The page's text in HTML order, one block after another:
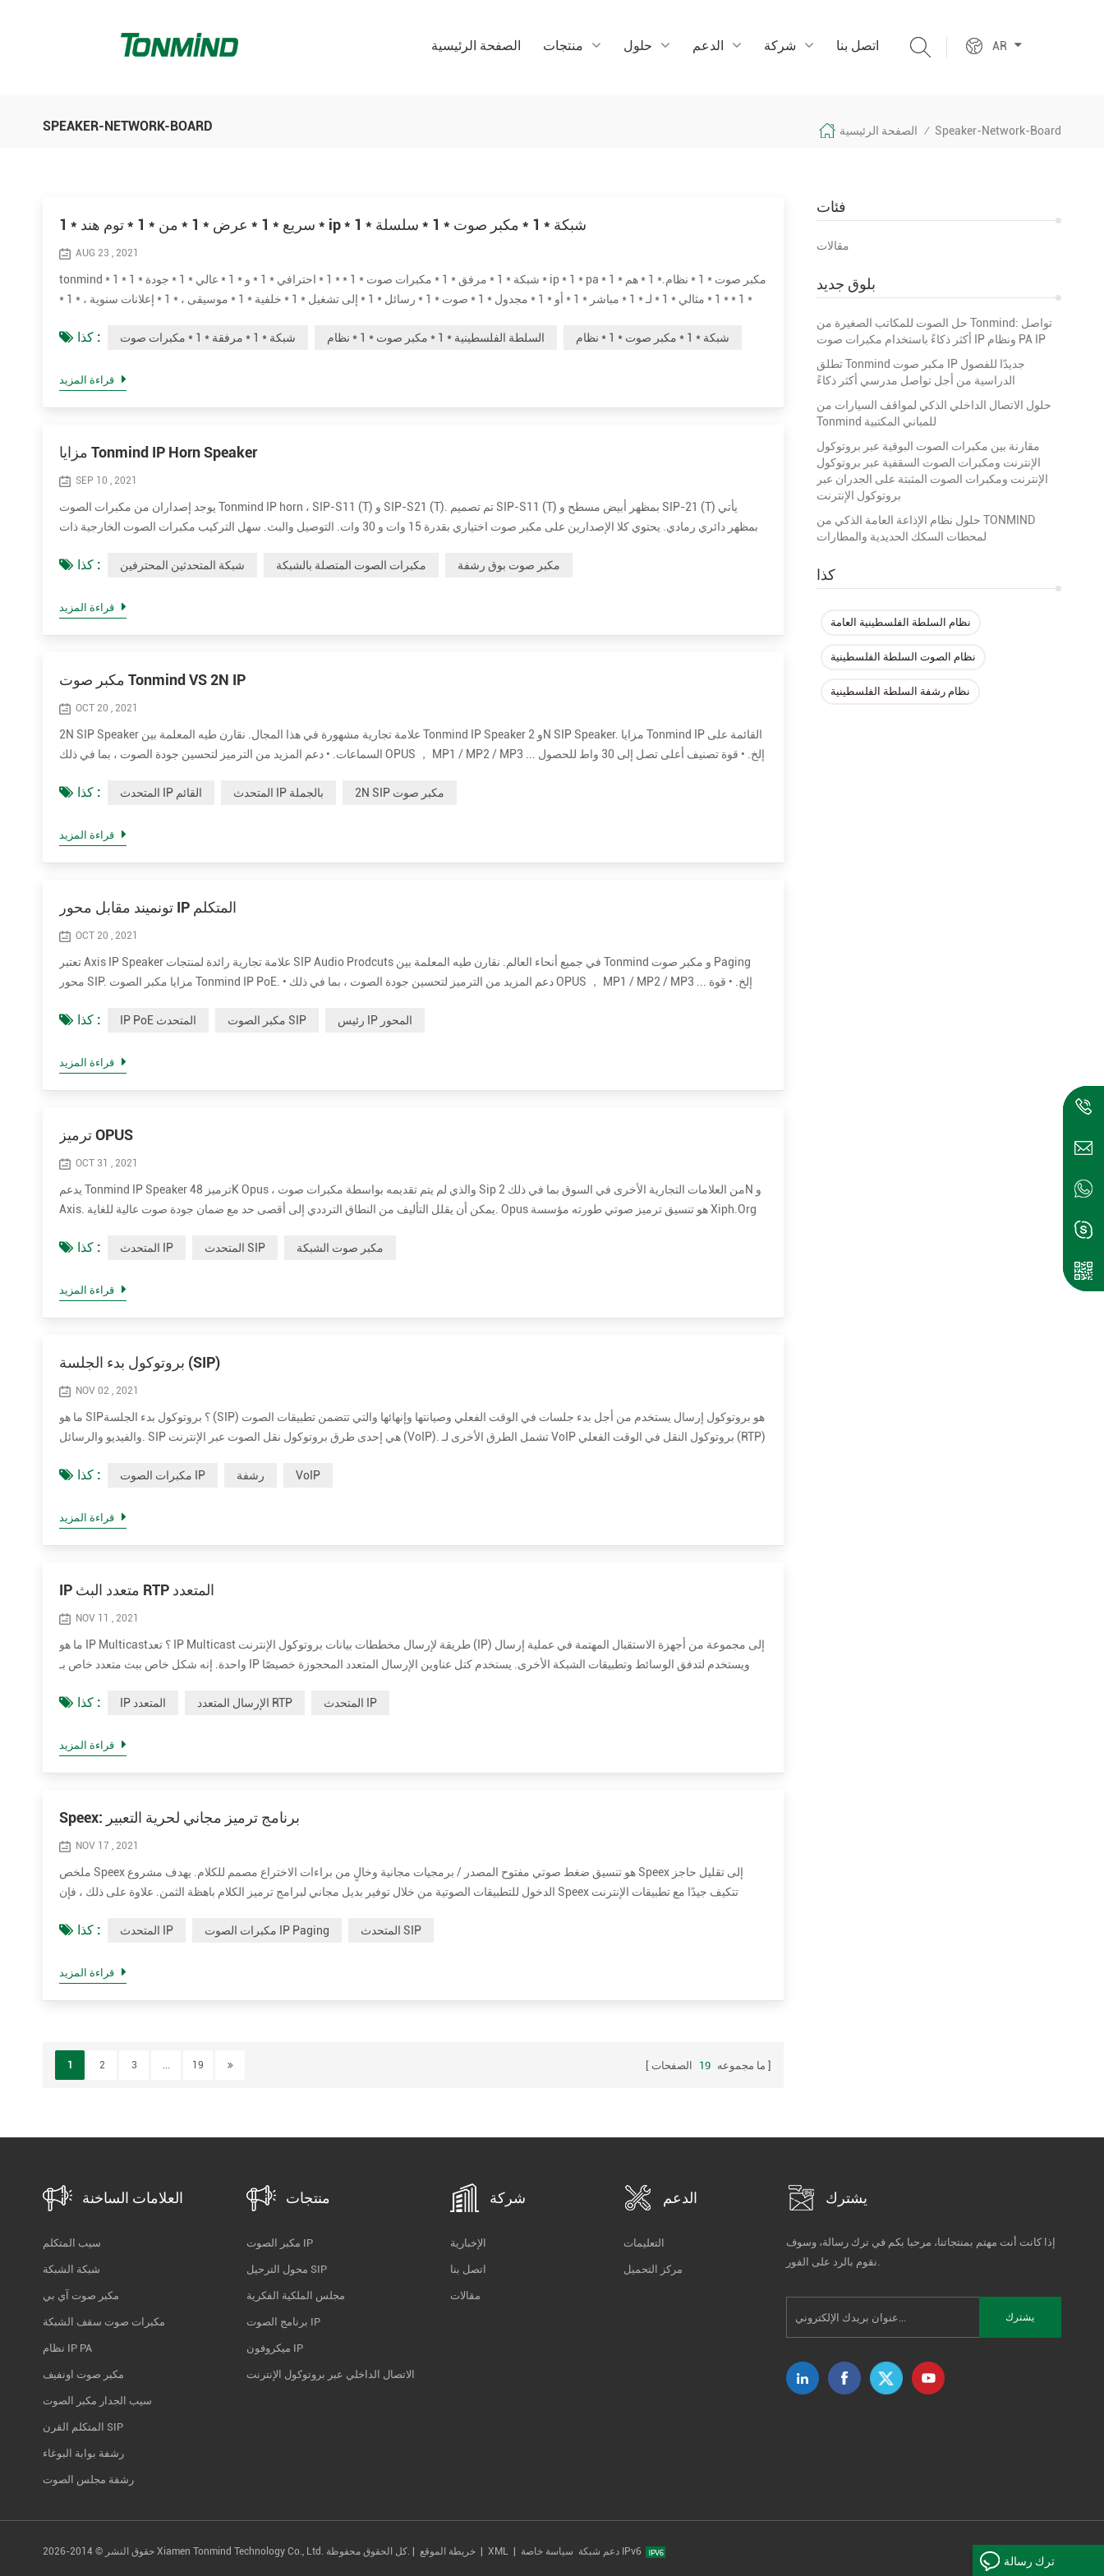
AR الصفحة الرئيسية منتجات حلول الدعم شركة اتصل بنا
SPEAKER-NETWORK-BOARD الصفحة الرئيسية / Speaker-Network-Board
فئات
مقالات
بلوق جديد
حل الصوت للمكاتب الصغيرة من Tonmind: تواصل
أكثر ذكاءً باستخدام مكبرات صوت IP ونظام PA IP
تطلق Tonmind مكبر صوت IP جديدًا للفصول
الدراسية من أجل تواصل مدرسي أكثر ذكاءً
حلول الاتصال الداخلي الذكي لمواقف السيارات من
Tonmind للمباني المكتبية
مقارنة بين مكبرات الصوت البوقية عبر بروتوكول
الإنترنت ومكبرات الصوت السقفية عبر بروتوكول
الإنترنت ومكبرات الصوت المثبتة على الجدران عبر
بروتوكول الإنترنت
حلول نظام الإذاعة العامة الذكي من TONMIND
لمحطات السكك الحديدية والمطارات
كذا
نظام السلطة الفلسطينية العامة
نظام الصوت السلطة الفلسطينية
نظام رشفة السلطة الفلسطينية
سريع * 1 * عرض * 1 * من * 1 * توم هند * 1 * ip * 1 * شبكة * 1 * مكبر صوت * 1 * سلسلة
AUG 23 , 2021
tonmind * 1 * شبكة * 1 * مرفق * 1 * مكبرات صوت * 1 * * 1 * احترافي * 1 * و * 1 * عالي * 1 * جودة * 1 * ip * 1 * pa * 1 * مكبر صوت * 1 * نظام.* 1 * هم
* 1 * * 1 * مثالي * 1 * لـ * 1 * مباشر * 1 * أو * 1 * مجدول * 1 * صوت * 1 * رسائل * 1 * إلى تشغيل * 1 * خلفية * 1 * موسيقى ، * 1 * إعلانات سنوية ، * 1 *
كذا : شبكة * 1 * مرفقة * 1 * مكبرات صوت السلطة الفلسطينية * 1 * مكبر صوت * 1 * نظام شبكة * 1 * مكبر صوت * 1 * نظام
قراءة المزيد
مزايا Tonmind IP Horn Speaker
SEP 10 , 2021
يوجد إصداران من مكبرات الصوت Tonmind IP horn ، SIP-S11 (T) و SIP-S21 (T). تم تصميم SIP-S11 (T) بمظهر أبيض مسطح و SIP-21 (T) يأتي
بمظهر دائري رمادي. يحتوي كلا الإصدارين على مكبر صوت اختياري بقدرة 15 وات و 30 وات. التوصيل والبث. سهل التركيب مكبرات الصوت الخارجية ذات
كذا : شبكة المتحدثين المحترفين مكبرات الصوت المتصلة بالشبكة مكبر صوت بوق رشفة
قراءة المزيد
مكبر صوت Tonmind VS 2N IP
OCT 20 , 2021
2N SIP Speaker علامة تجارية مشهورة في هذا المجال. نقارن طيه المعلمة بين Tonmind IP Speaker و 2N SIP Speaker. مزايا Tonmind IP القائمة على
السماعات. • دعم المزيد من الترميز لتحسين جودة الصوت ، بما في ذلك OPUS ， MP1 / MP2 / MP3 ... إلخ. • قوة تصنيف أعلى تصل إلى 30 واط للحصول
كذا : المتحدث IP القائم المتحدث IP بالجملة 2N SIP مكبر صوت
قراءة المزيد
تونميند مقابل محور IP المتكلم
OCT 20 , 2021
تعتبر Axis IP Speaker علامة تجارية رائدة لمنتجات SIP Audio Prodcuts في جميع أنحاء العالم. نقارن طيه المعلمة بين Tonmind و مكبر صوت Paging
محور SIP. مزايا مكبر الصوت Tonmind IP PoE. • دعم المزيد من الترميز لتحسين جودة الصوت ، بما في ذلك OPUS ， MP1 / MP2 / MP3 ... إلخ. • قوة
كذا : IP PoE المتحدث مكبر الصوت SIP رئيس IP المحور
قراءة المزيد
ترميز OPUS
OCT 31 , 2021
يدعم Tonmind IP Speaker ترميز 48K Opus ، والذي لم يتم تقديمه بواسطة مكبرات صوت Sip من العلامات التجارية الأخرى في السوق بما في ذلك 2N و
Axis. يمكن أن يقلل التأليف من النطاق الترددي إلى أقصى حد مع ضمان جودة صوت عالية للغاية. Opus هو تنسيق ترميز صوتي طورته مؤسسة Xiph.Org
كذا : المتحدث IP المتحدث SIP مكبر صوت الشبكة
قراءة المزيد
بروتوكول بدء الجلسة (SIP)
NOV 02 , 2021
ما هو SIP؟ بروتوكول بدء الجلسة (SIP) هو بروتوكول إرسال يستخدم من أجل بدء جلسات في الوقت الفعلي وصيانتها وإنهائها والتي تتضمن تطبيقات الصوت
والفيديو والرسائل. SIP هي إحدى طرق بروتوكول نقل الصوت عبر الإنترنت (VoIP). تشمل الطرق الأخرى لـ VoIP بروتوكول النقل في الوقت الفعلي (RTP)
كذا : مكبرات الصوت IP رشفة VoIP
قراءة المزيد
IP متعدد البث RTP المتعدد
NOV 11 , 2021
ما هو IP Multicast؟ تعد IP Multicast طريقة لإرسال مخططات بيانات بروتوكول الإنترنت (IP) إلى مجموعة من أجهزة الاستقبال المهتمة في عملية إرسال
واحدة. إنه شكل خاص ببث متعدد خاص بـ IP ويستخدم لتدفق الوسائط وتطبيقات الشبكة الأخرى. يستخدم كتل عناوين الإرسال المتعدد المحجوزة خصيصًا
كذا : IP المتعدد الإرسال المتعدد RTP المتحدث IP
قراءة المزيد
Speex: برنامج ترميز مجاني لحرية التعبير
NOV 17 , 2021
ملخص Speex هو تنسيق ضغط صوتي مفتوح المصدر / برمجيات مجانية وخالٍ من براءات الاختراع مصمم للكلام. يهدف مشروع Speex إلى تقليل حاجز
الدخول للتطبيقات الصوتية من خلال توفير بديل مجاني لبرامج ترميز الكلام باهظة الثمن. علاوة على ذلك ، فإن Speex تتكيف جيدًا مع تطبيقات الإنترنت
كذا : المتحدث IP مكبرات الصوت IP Paging المتحدث SIP
قراءة المزيد
1 2 3 ... 19 ما مجموعه 19 الصفحات
العلامات الساخنة
سيب المتكلم
شبكة الشبكة
مكبر صوت آي بي
مكبرات صوت سقف الشبكة
نظام IP PA
مكبر صوت اونفيف
سيب الجدار مكبر الصوت
المتكلم القرن SIP
رشفة بوابة البوغاء
رشفة مجلس الصوت
منتجات
مكبر الصوت IP
محول الترحيل SIP
مجلس الملكية الفكرية
برنامج الصوت IP
ميكروفون IP
الاتصال الداخلي عبر بروتوكول الإنترنت
شركة
الإخبارية
اتصل بنا
مقالات
الدعم
التعليمات
مركز التحميل
يشترك
إذا كانت أنت مهتم بمنتجاتنا، مرحبا بكم في ترك رسالة، وسوف
نقوم بالرد على الفور.
حقوق النشر © 2014-2026 Xiamen Tonmind Technology Co., Ltd. كل الحقوق محفوظة. | خريطة الموقع XML سياسة خاصة دعم شبكة IPv6
ترك رسالة